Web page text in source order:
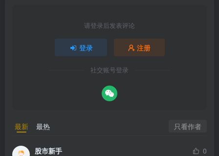
请登录后发表评论
登录 注册
社交账号登录
最新 最热 只看作者
股市新手
0